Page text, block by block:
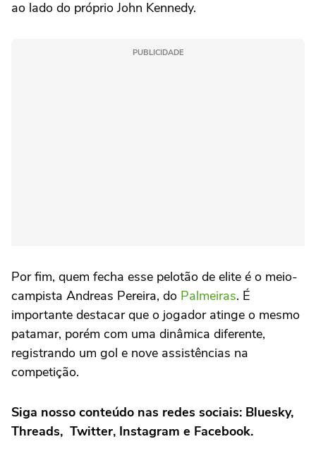
ao lado do próprio John Kennedy.
PUBLICIDADE
Por fim, quem fecha esse pelotão de elite é o meio-
campista Andreas Pereira, do Palmeiras. É
importante destacar que o jogador atinge o mesmo
patamar, porém com uma dinâmica diferente,
registrando um gol e nove assistências na
competição.
Siga nosso conteúdo nas redes sociais: Bluesky,
Threads, Twitter, Instagram e Facebook.